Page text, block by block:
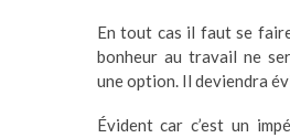
En tout cas il faut se
bonheur au travail ne
une option. Il deviendra
Évident car c’est un